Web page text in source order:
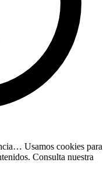
Usamos cookies para
Consulta nuestra